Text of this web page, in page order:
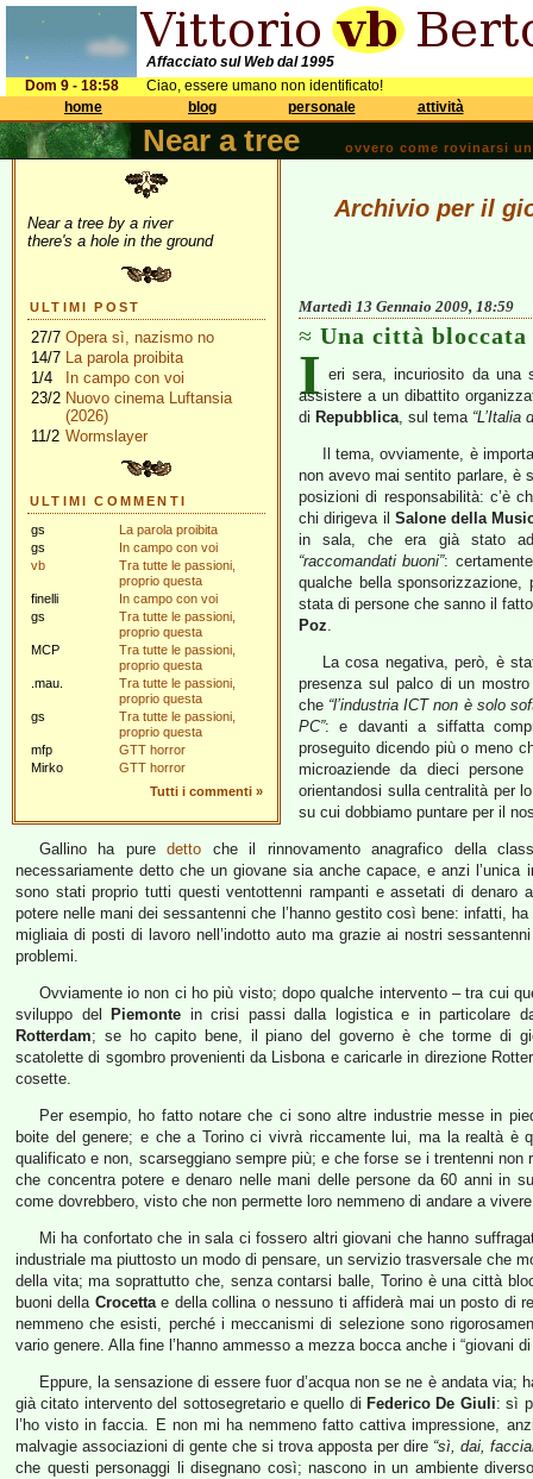
Affacciato sul Web dal 1995
Dom 9 - 18:58
Ciao, essere umano non identificato!
home
blog personale attività
Near a tree ovvero come rovinarsi
Near a tree by a river
there's a hole in the ground
ULTIMI POST
27/7 Opera sì, nazismo no
14/7 La parola proibita
1/4
In campo con voi
23/2 Nuovo cinema Luftansia
(2026)
11/2 Wormslayer
ULTIMI COMMENTI
gs
La parola proibita
gs
In campo con voi
vb
Tra tutte le passioni,
proprio questa
finelli
In campo con voi
gs
Tra tutte le passioni,
proprio questa
MCP
Tra tutte le passioni,
proprio questa
.mau.
Tra tutte le passioni,
proprio questa
gs
Tra tutte le passioni,
proprio questa
mfp
GTT horror
Mirko
GTT horror
Tutti i commenti »
Archivio per il
Martedì 13 Gennaio 2009, 18:59
Una città bloccata
I eri sera, incuriosito da una
assistere a un dibattito
di Repubblica, sul tema “L’Italia
Il tema, ovviamente, è
non avevo mai sentito parlare, è
posizioni di responsabilità: c’è
chi dirigeva il Salone della
in sala, che era già stato ad
“raccomandati buoni”:
qualche bella
stata di persone che sanno il
Poz.
La cosa negativa, però, è
presenza sul palco di un
che “l’industria ICT non è solo
PC”: e davanti a siffatta
proseguito dicendo più o meno
microaziende da dieci
orientandosi sulla centralità per
su cui dobbiamo puntare per il
Gallino ha puredetto che il rinnovamento anagrafico della
necessariamente detto che un giovane sia anche capace, e anzi
sono stati proprio tutti questi ventottenni rampanti e assetati di denaro
potere nelle mani dei sessantenni che l’hanno gestito così bene: infatti,
migliaia di posti di lavoro nell’indotto auto ma grazie ai nostri
problemi.
Ovviamente io non ci ho più visto; dopo qualche intervento – tra cui
sviluppo del
Piemonte in crisi passi dalla logistica e in particolare
Rotterdam; se ho capito bene, il piano del governo è che torme di
scatolette di sgombro provenienti da Lisbona e caricarle in direzione
cosette.
Per esempio, ho fatto notare che ci sono altre industrie messe in
boite del genere; e che a Torino ci vivrà riccamente lui, ma la realtà è
qualificato e non, scarseggiano sempre più; e che forse se i trentenni
che concentra potere e denaro nelle mani delle persone da 60 anni in
come dovrebbero, visto che non permette loro nemmeno di andare a
Mi ha confortato che in sala ci fossero altri giovani che hanno
industriale ma piuttosto un modo di pensare, un servizio trasversale che
della vita; ma soprattutto che, senza contarsi balle, Torino è una città
buoni della Crocettae della collina o nessuno ti affiderà mai un posto di
nemmeno che esisti, perché i meccanismi di selezione sono
vario genere. Alla fine l’hanno ammesso a mezza bocca anche i “giovani
Eppure, la sensazione di essere fuor d’acqua non se ne è andata via;
già citato intervento del sottosegretario e quello di Federico De Giuli: sì
l’ho visto in faccia. E non mi ha nemmeno fatto cattiva impressione,
malvagie associazioni di gente che si trova apposta per dire “sì, dai,
che questi personaggi li disegnano così; nascono in un ambiente